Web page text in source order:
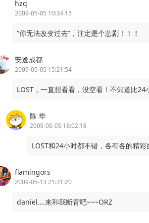
hzq
2009-05-05 10:34:15
“你无法改变过去”，注定是个悲剧！！！
安逸成都
2009-05-05 15:21:54
LOST，一直想看看，没空看！不知道比24
陈 华
2009-05-05 18:02:18
LOST和24小时都不错，各有各的精彩
flamingors
2009-05-13 21:31:20
daniel….来和我断背吧~~~ORZ